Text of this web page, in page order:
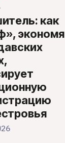
как
экономя